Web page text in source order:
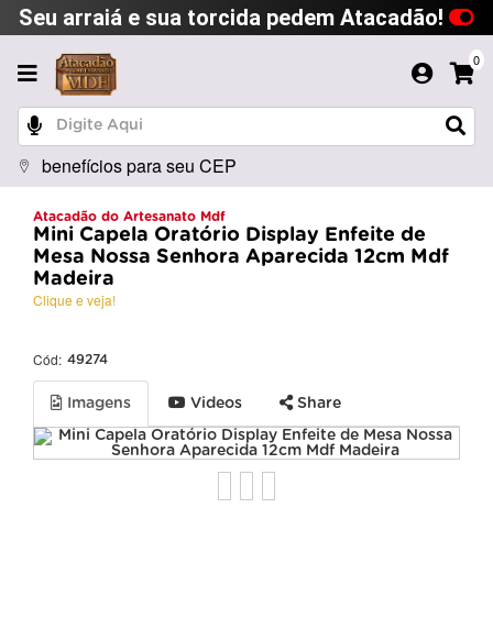
Seu arraiá e sua torcida pedem Atacadão!
0
benefícios para seu CEP
Atacadão do Artesanato Mdf
Mini Capela Oratório Display Enfeite de
Mesa Nossa Senhora Aparecida 12cm Mdf
Madeira
Clique e veja!
Cód: 49274
Imagens Videos Share